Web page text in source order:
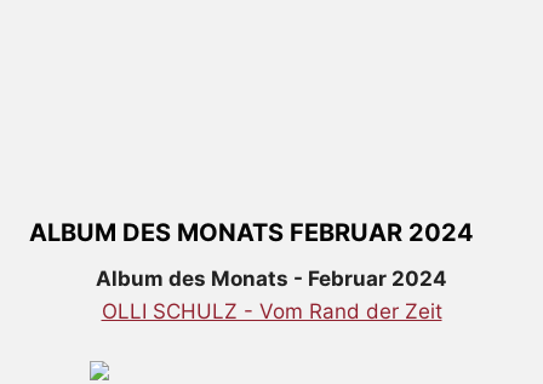
ALBUM DES MONATS FEBRUAR 2024
Album des Monats - Februar 2024
OLLI SCHULZ - Vom Rand der Zeit